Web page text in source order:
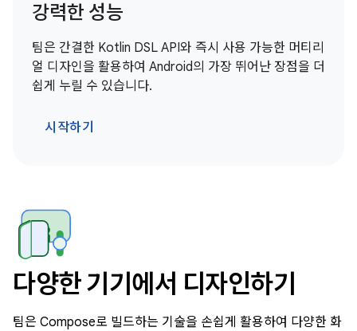
강력한 성능
팀은 간결한 Kotlin DSL API와 즉시 사용 가능한 머티리
얼 디자인을 활용하여 Android의 가장 뛰어난 장점을 더
쉽게 누릴 수 있습니다.
시작하기
다양한 기기에서 디자인하기
팀은 Compose로 빌드하는 기술을 손쉽게 활용하여 다양한 화